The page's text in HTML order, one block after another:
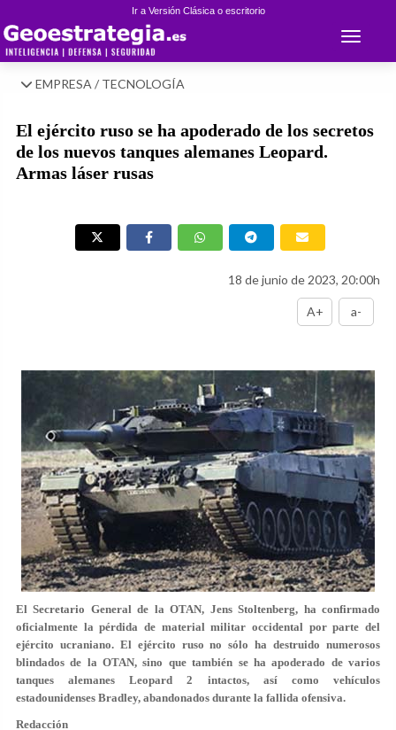
Ir a Versión Clásica o escritorio
Toggle
EMPRESA / TECNOLOGÍA
El ejército ruso se ha apoderado de los secretos
de los nuevos tanques alemanes Leopard.
Armas láser rusas
18 de junio de 2023, 20:00h
A+ a-
El Secretario General de la OTAN, Jens Stoltenberg, ha confirmado
oficialmente la pérdida de material militar occidental por parte del
ejército ucraniano. El ejército ruso no sólo ha destruido numerosos
blindados de la OTAN, sino que también se ha apoderado de varios
tanques alemanes Leopard 2 intactos, así como vehículos
estadounidenses Bradley, abandonados durante la fallida ofensiva.
Redacción